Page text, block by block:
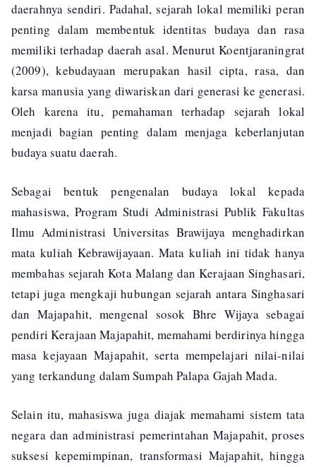
daerahnya sendiri. Padahal, sejarah lokal memiliki peran
penting dalam membentuk identitas budaya dan rasa
memiliki terhadap daerah asal. Menurut Koentjaraningrat
(2009), kebudayaan merupakan hasil cipta, rasa, dan
karsa manusia yang diwariskan dari generasi ke generasi.
Oleh karena itu, pemahaman terhadap sejarah lokal
menjadi bagian penting dalam menjaga keberlanjutan
budaya suatu daerah.
Sebagai bentuk pengenalan budaya lokal kepada
mahasiswa, Program Studi Administrasi Publik Fakultas
Ilmu Administrasi Universitas Brawijaya menghadirkan
mata kuliah Kebrawijayaan. Mata kuliah ini tidak hanya
membahas sejarah Kota Malang dan Kerajaan Singhasari,
tetapi juga mengkaji hubungan sejarah antara Singhasari
dan Majapahit, mengenal sosok Bhre Wijaya sebagai
pendiri Kerajaan Majapahit, memahami berdirinya hingga
masa kejayaan Majapahit, serta mempelajari nilai-nilai
yang terkandung dalam Sumpah Palapa Gajah Mada.
Selain itu, mahasiswa juga diajak memahami sistem tata
negara dan administrasi pemerintahan Majapahit, proses
suksesi kepemimpinan, transformasi Majapahit, hingga